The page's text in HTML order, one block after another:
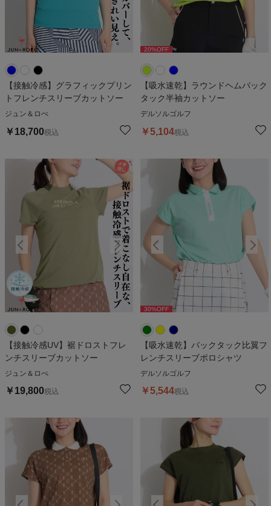
【接触冷感】グラフィックプリン
トフレンチスリーブカットソー
ジュン＆ロぺ
￥ 18,700税込
20 %OFF 20%OFF
【吸水速乾】ラウンドヘムバック
タック半袖カットソー
デルソルゴルフ
￥5,104税込
【接触冷感UV】裾ドロストフレ
ンチスリーブカットソー
ジュン＆ロぺ
￥ 19,800税込
30 %OFF 30%OFF
【吸水速乾】バックタック比翼フ
レンチスリーブポロシャツ
デルソルゴルフ
￥5,544税込